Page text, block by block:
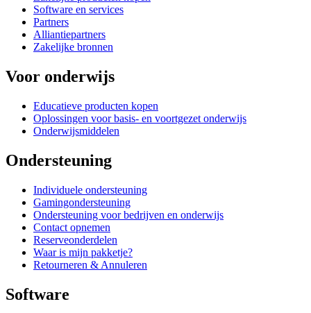
Software en services
Partners
Alliantiepartners
Zakelijke bronnen
Voor onderwijs
Educatieve producten kopen
Oplossingen voor basis- en voortgezet onderwijs
Onderwijsmiddelen
Ondersteuning
Individuele ondersteuning
Gamingondersteuning
Ondersteuning voor bedrijven en onderwijs
Contact opnemen
Reserveonderdelen
Waar is mijn pakketje?
Retourneren & Annuleren
Software